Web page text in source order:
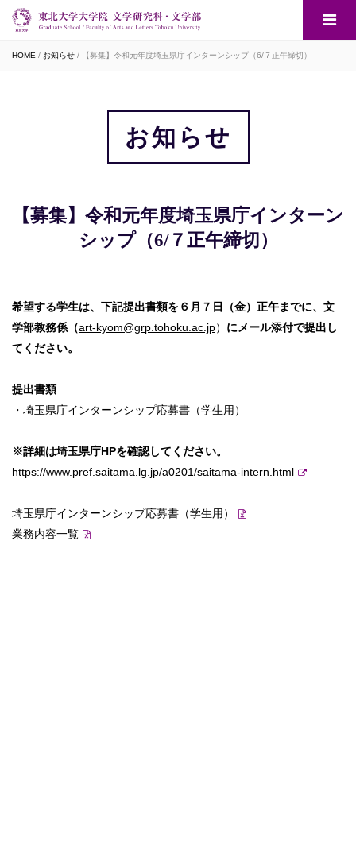
HOME お知らせ 【募集】令和元年度埼玉県庁インターンシップ（6/７正午締切）
お知らせ
【募集】令和元年度埼玉県庁インターン
シップ（6/７正午締切）
希望する学生は、下記提出書類を６月７日（金）正午までに、文
学部教務係（art-kyom@grp.tohoku.ac.jp） にメール添付で提出し
てください。
提出書類
・埼玉県庁インターンシップ応募書（学生用）
※詳細は埼玉県庁HPを確認してください。
https://www.pref.saitama.lg.jp/a0201/saitama-intern.html
埼玉県庁インターンシップ応募書（学生用）
業務内容一覧